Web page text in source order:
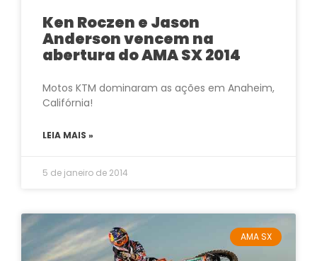
Ken Roczen e Jason
Anderson vencem na
abertura do AMA SX 2014
Motos KTM dominaram as ações em Anaheim,
Califórnia!
LEIA MAIS »
5 de janeiro de 2014
AMA SX